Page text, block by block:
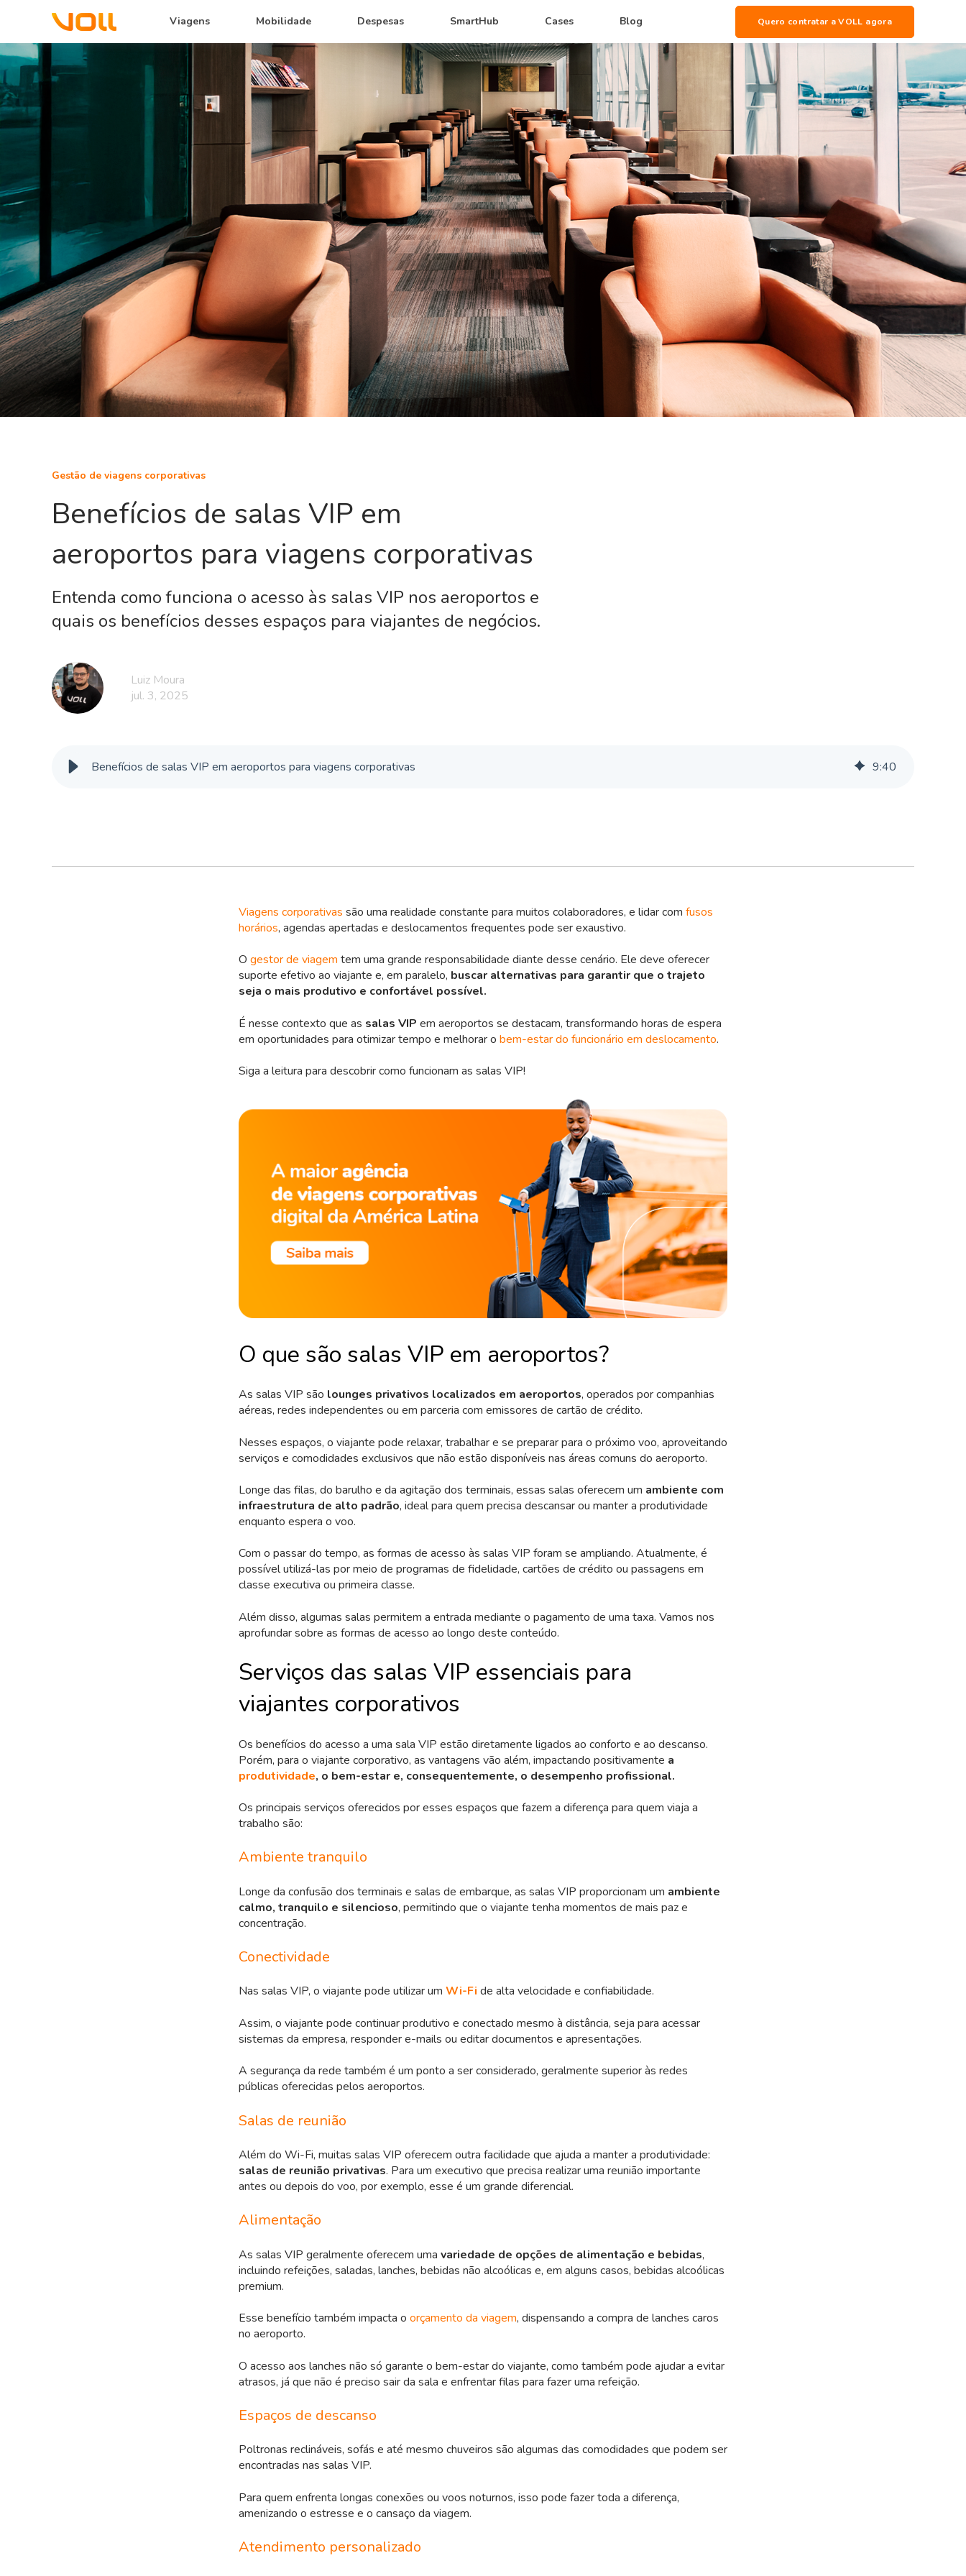
Viagens Mobilidade Despesas SmartHub Cases Blog Quero contratar a VOLL agora
Gestão de viagens corporativas
Benefícios de salas VIP em
aeroportos para viagens corporativas
Entenda como funciona o acesso às salas VIP nos aeroportos e
quais os benefícios desses espaços para viajantes de negócios.
Luiz Moura
jul. 3, 2025
Benefícios de salas VIP em aeroportos para viagens corporativas 9:40
Viagens corporativas são uma realidade constante para muitos colaboradores, e lidar com fusos
horários, agendas apertadas e deslocamentos frequentes pode ser exaustivo.
O gestor de viagem tem uma grande responsabilidade diante desse cenário. Ele deve oferecer
suporte efetivo ao viajante e, em paralelo, buscar alternativas para garantir que o trajeto
seja o mais produtivo e confortável possível.
É nesse contexto que as salas VIP em aeroportos se destacam, transformando horas de espera
em oportunidades para otimizar tempo e melhorar o bem-estar do funcionário em deslocamento.
Siga a leitura para descobrir como funcionam as salas VIP!
O que são salas VIP em aeroportos?
As salas VIP são lounges privativos localizados em aeroportos, operados por companhias
aéreas, redes independentes ou em parceria com emissores de cartão de crédito.
Nesses espaços, o viajante pode relaxar, trabalhar e se preparar para o próximo voo, aproveitando
serviços e comodidades exclusivos que não estão disponíveis nas áreas comuns do aeroporto.
Longe das filas, do barulho e da agitação dos terminais, essas salas oferecem um ambiente com
infraestrutura de alto padrão, ideal para quem precisa descansar ou manter a produtividade
enquanto espera o voo.
Com o passar do tempo, as formas de acesso às salas VIP foram se ampliando. Atualmente, é
possível utilizá-las por meio de programas de fidelidade, cartões de crédito ou passagens em
classe executiva ou primeira classe.
Além disso, algumas salas permitem a entrada mediante o pagamento de uma taxa. Vamos nos
aprofundar sobre as formas de acesso ao longo deste conteúdo.
Serviços das salas VIP essenciais para
viajantes corporativos
Os benefícios do acesso a uma sala VIP estão diretamente ligados ao conforto e ao descanso.
Porém, para o viajante corporativo, as vantagens vão além, impactando positivamente a
produtividade, o bem-estar e, consequentemente, o desempenho profissional.
Os principais serviços oferecidos por esses espaços que fazem a diferença para quem viaja a
trabalho são:
Ambiente tranquilo
Longe da confusão dos terminais e salas de embarque, as salas VIP proporcionam um ambiente
calmo, tranquilo e silencioso, permitindo que o viajante tenha momentos de mais paz e
concentração.
Conectividade
Nas salas VIP, o viajante pode utilizar um Wi-Fi de alta velocidade e confiabilidade.
Assim, o viajante pode continuar produtivo e conectado mesmo à distância, seja para acessar
sistemas da empresa, responder e-mails ou editar documentos e apresentações.
A segurança da rede também é um ponto a ser considerado, geralmente superior às redes
públicas oferecidas pelos aeroportos.
Salas de reunião
Além do Wi-Fi, muitas salas VIP oferecem outra facilidade que ajuda a manter a produtividade:
salas de reunião privativas. Para um executivo que precisa realizar uma reunião importante
antes ou depois do voo, por exemplo, esse é um grande diferencial.
Alimentação
As salas VIP geralmente oferecem uma variedade de opções de alimentação e bebidas,
incluindo refeições, saladas, lanches, bebidas não alcoólicas e, em alguns casos, bebidas alcoólicas
premium.
Esse benefício também impacta o orçamento da viagem, dispensando a compra de lanches caros
no aeroporto.
O acesso aos lanches não só garante o bem-estar do viajante, como também pode ajudar a evitar
atrasos, já que não é preciso sair da sala e enfrentar filas para fazer uma refeição.
Espaços de descanso
Poltronas reclináveis, sofás e até mesmo chuveiros são algumas das comodidades que podem ser
encontradas nas salas VIP.
Para quem enfrenta longas conexões ou voos noturnos, isso pode fazer toda a diferença,
amenizando o estresse e o cansaço da viagem.
Atendimento personalizado